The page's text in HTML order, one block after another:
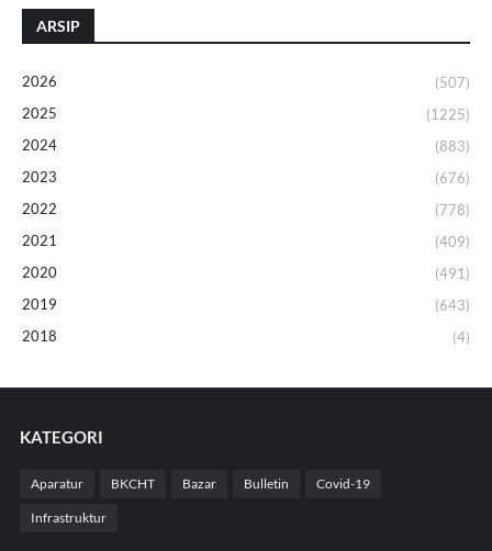
ARSIP
2026
(507)
2025
(1225)
2024
(883)
2023
(676)
2022
(778)
2021
(409)
2020
(491)
2019
(643)
2018
(4)
KATEGORI
Aparatur BKCHT Bazar Bulletin Covid-19
Infrastruktur